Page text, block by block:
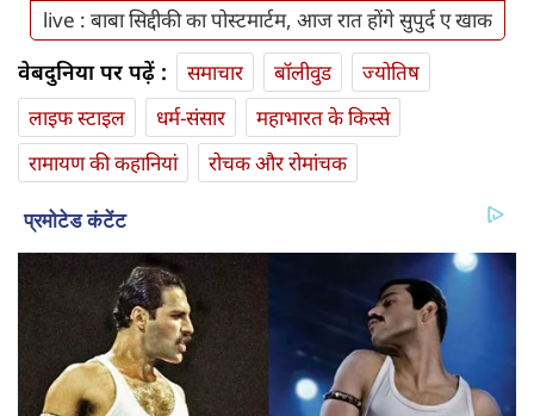
live : बाबा सिद्दीकी का पोस्टमार्टम, आज रात होंगे सुपुर्द ए खाक
वेबदुनिया पर पढ़ें : समाचार बॉलीवुड
ज्योतिष
लाइफ स्‍टाइल
धर्म-संसार
महाभारत के किस्से
रामायण की कहानियां
रोचक और रोमांचक